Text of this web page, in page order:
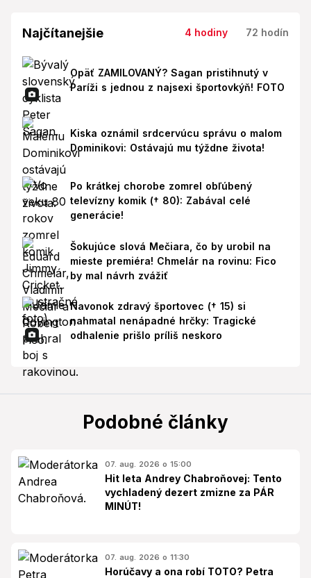
Najčítanejšie 4 hodiny 72 hodín
Opäť ZAMILOVANÝ? Sagan pristihnutý v
Paríži s jednou z najsexi športovkýň! FOTO
Kiska oznámil srdcervúcu správu o malom
Dominikovi: Ostávajú mu týždne života!
Po krátkej chorobe zomrel obľúbený
televízny komik († 80): Zabával celé
generácie!
Šokujúce slová Mečiara, čo by urobil na
mieste premiéra! Chmelár na rovinu: Fico
by mal návrh zvážiť
Navonok zdravý športovec († 15) si
nahmatal nenápadné hrčky: Tragické
odhalenie prišlo príliš neskoro
Podobné články
07. aug. 2026 o 15:00
Hit leta Andrey Chabroňovej: Tento
vychladený dezert zmizne za PÁR
MINÚT!
07. aug. 2026 o 11:30
Horúčavy a ona robí TOTO? Petra